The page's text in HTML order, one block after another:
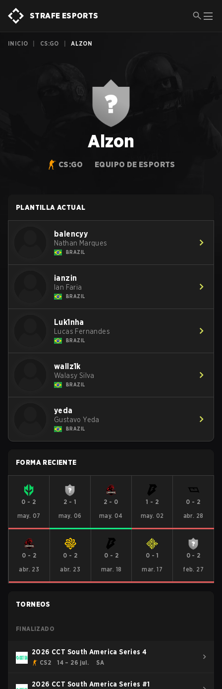
STRAFE ESPORTS
INICIO CS:GO ALZON
Alzon
CS:GO EQUIPO DE ESPORTS
PLANTILLA ACTUAL
balencyy
Nathan Marques
BRAZIL
ianzin
Ian Faria
BRAZIL
Luk1nha
Lucas Fernandes
BRAZIL
wallz1k
Walasy Silva
BRAZIL
yeda
Gustavo Yeda
BRAZIL
FORMA RECIENTE
0 - 2
may. 07
2 - 1
may. 06
2 - 0
may. 04
1 - 2
may. 02
0 - 2
abr. 28
0 - 2
abr. 23
0 - 2
abr. 23
0 - 2
mar. 18
0 -1
mar. 17
0- 2
feb. 27
TORNEOS
FINALIZADO
2026 CCT South America Series 4
CS2 14 – 26 jul. SA
2026 CCT South America Series #1